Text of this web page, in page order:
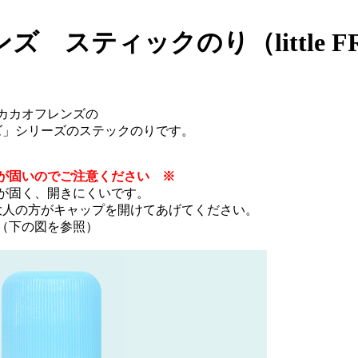
スティックのり（little
カオフレンズの
シリーズのステックのりです。
いのでご注意ください ※
固く、開きにくいです。
の方がキャップを開けてあげてください。
下の図を参照）